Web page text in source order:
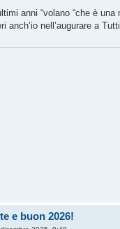
anni “volano “che è una
anch’io nell’augurare a
e buon 2026!